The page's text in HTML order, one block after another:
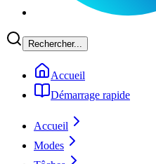
Rechercher...
Accueil
Démarrage rapide
Accueil
Modes